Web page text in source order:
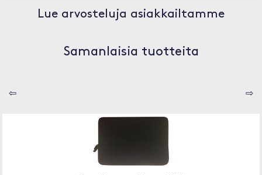
Lue arvosteluja asiakkailtamme
Samanlaisia tuotteita
⇦ ⇨